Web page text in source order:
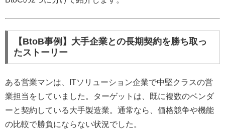
【BtoB事例】大手企業との長期契約を勝ち取っ
たストーリー
ある営業マンは、ITソリューション企業で中堅クラスの営
業担当をしていました。ターゲットは、既に複数のベンダ
ーと契約している大手製造業。通常なら、価格競争や機能
の比較で勝負にならない状況でした。